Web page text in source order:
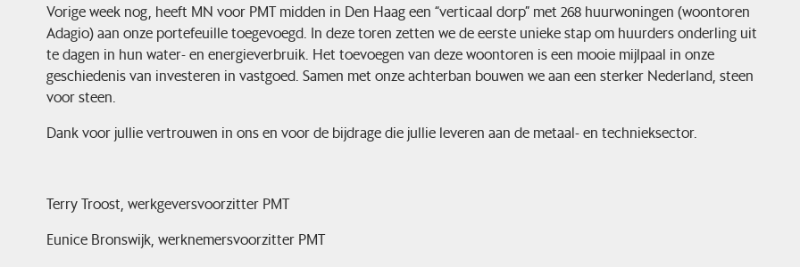
Vorige week nog, heeft MN voor PMT midden in Den Haag een “verticaal dorp” met 268 huurwoningen (woontoren
Adagio) aan onze portefeuille toegevoegd. In deze toren zetten we de eerste unieke stap om huurders onderling uit
te dagen in hun water- en energieverbruik. Het toevoegen van deze woontoren is een mooie mijlpaal in onze
geschiedenis van investeren in vastgoed. Samen met onze achterban bouwen we aan een sterker Nederland, steen
voor steen.
Dank voor jullie vertrouwen in ons en voor de bijdrage die jullie leveren aan de metaal- en technieksector.
Terry Troost, werkgeversvoorzitter PMT
Eunice Bronswijk, werknemersvoorzitter PMT